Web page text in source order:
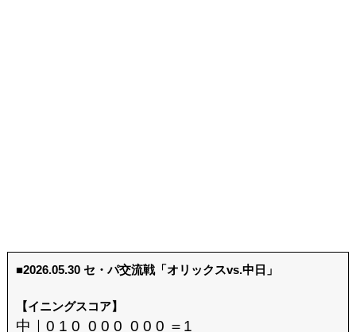
■2026.05.30 セ・パ交流戦「オリックスvs.中日」
【イニングスコア】
中｜0 1 0 0 0 0 0 0 0 ＝1